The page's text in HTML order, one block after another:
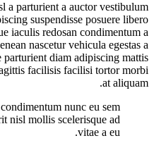
a parturient a auctor vestibulum
suspendisse posuere libero
iaculis redosan condimentum a
nascetur vehicula egestas a
parturient diam adipiscing mattis
facilisis facilisi tortor morbi
at aliquam.
nunc eu sem
nisl mollis scelerisque ad
vitae a eu.